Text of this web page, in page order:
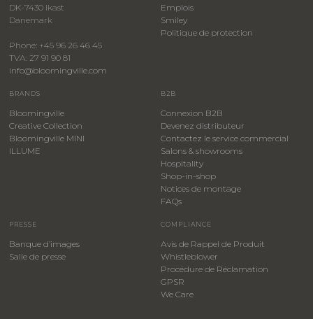
DK-7430 Ikast
Danemark
Phone: +45 96 26 46 45
TVA: 27 91 90 81
info@bloomingville.com
Emplois
Smiley
​Politique de protection
BRANDS
Bloomingville
Creative Collection
Bloomingville MINI
ILLUME
B2B
Connexion B2B
Devenez distributeur
Contactez le service commercial
Salons & showrooms
Hospitality
​Shop-in-shop
Notices de montage
FAQs
PRESSE
Banque d’images
Salle de presse
COMPLIANCE
Avis de Rappel de Produit
Whistleblower
​Procédure de Réclamation
GPSR
We Care